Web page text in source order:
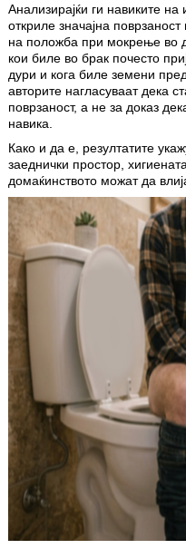
Анализирајќи ги навиките
откриле значајна
на положба при мокрење
кои биле во брак почесто
дури и кога биле земени
авторите нагласуваат дека
поврзаност, а не за доказ
навика.
Како и да е, резултатите
заеднички простор,
домаќинството можат да